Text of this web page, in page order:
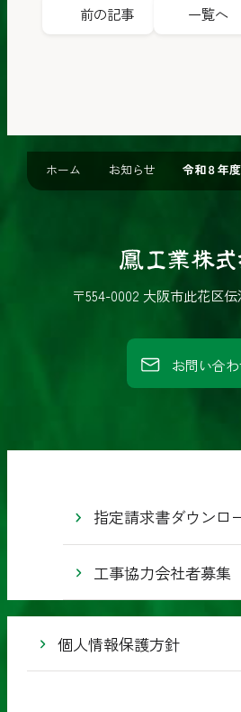
前の記事 一覧へ
ホーム お知らせ 令和８年
鳳
工
株
〒554-0002 大阪市此花区
お問い合
指定請求書ダウンロ
工事協力会社者募集
個人情報保護方針